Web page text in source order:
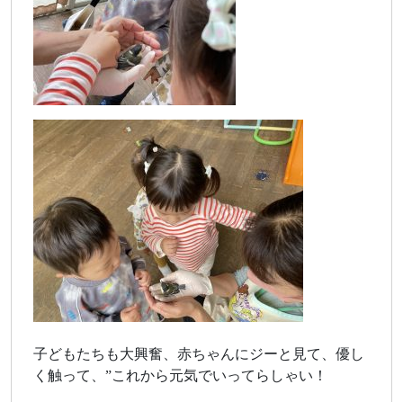
子どもたちも大興奮、赤ちゃんにジーと見て、優し
く触って、”これから元気でいってらしゃい！